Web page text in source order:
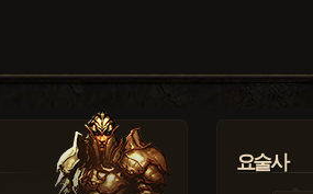
요술사